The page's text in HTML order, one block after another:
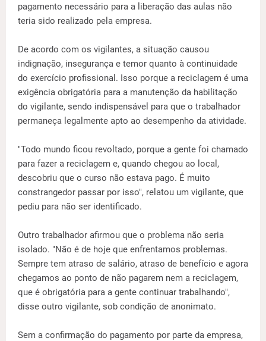
pagamento necessário para a liberação das aulas não
teria sido realizado pela empresa.
De acordo com os vigilantes, a situação causou
indignação, insegurança e temor quanto à continuidade
do exercício profissional. Isso porque a reciclagem é uma
exigência obrigatória para a manutenção da habilitação
do vigilante, sendo indispensável para que o trabalhador
permaneça legalmente apto ao desempenho da atividade.
"Todo mundo ficou revoltado, porque a gente foi chamado
para fazer a reciclagem e, quando chegou ao local,
descobriu que o curso não estava pago. É muito
constrangedor passar por isso", relatou um vigilante, que
pediu para não ser identificado.
Outro trabalhador afirmou que o problema não seria
isolado. "Não é de hoje que enfrentamos problemas.
Sempre tem atraso de salário, atraso de benefício e agora
chegamos ao ponto de não pagarem nem a reciclagem,
que é obrigatória para a gente continuar trabalhando",
disse outro vigilante, sob condição de anonimato.
Sem a confirmação do pagamento por parte da empresa,